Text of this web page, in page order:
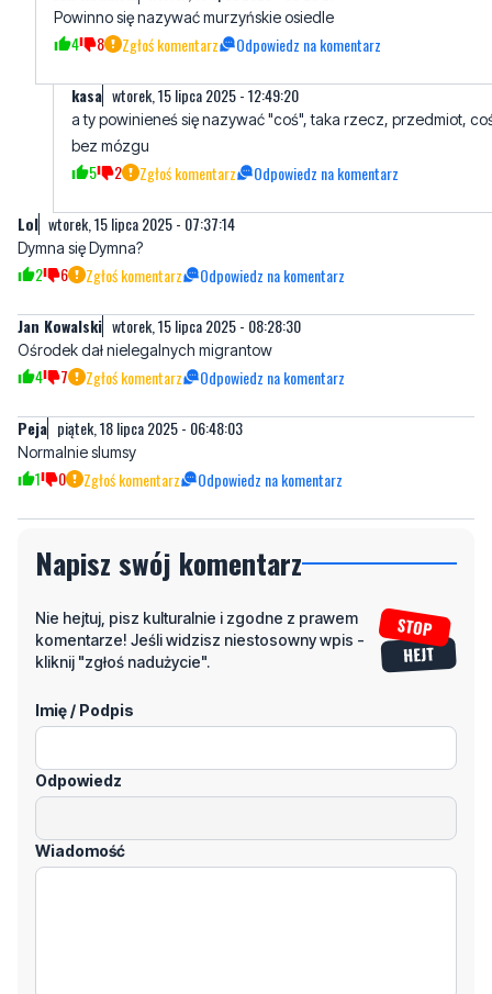
kasa wtorek, 15 lipca 2025 - 12:49:20
a ty powinieneś się nazywać "coś", taka rzecz, przedmiot,
5 2 Zgłoś komentarz Odpowiedz na komentarz
wtorek, 15 lipca 2025 - 07:37:14
Dymna się Dymna?
Jan Kowalski wtorek, 15 lipca 2025 - 08:28:30
Ośrodek dał nielegalnych migrantow
Peja piątek, 18 lipca 2025 - 06:48:03
Normalnie slumsy
Napisz swój komentarz
komentarze! Jeśli widzisz niestosowny wpis -
kliknij "zgłoś nadużycie".
Imię / Podpis
Odpowiedz
Wiadomość